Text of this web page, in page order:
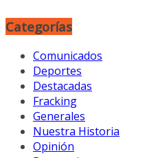
Categorías
Comunicados
Deportes
Destacadas
Fracking
Generales
Nuestra Historia
Opinión